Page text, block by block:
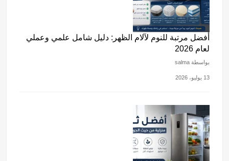
أفضل مرتبة للنوم لآلام الظهر: دليل شامل علمي وعملي
لعام 2026
بواسطة salma
13 يوليو، 2026